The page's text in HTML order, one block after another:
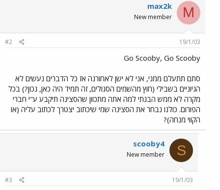
M
max2k
New member
19/1/03
#2
Go Scooby, Go Scooby
סתם תתעלם ממני, אני לא ישן לאחורנה אז כל הדברים נעשים לא
הגיוניים בשבילי (חוץ מהשמים הסגולים, זה תמיד היה כאן, נכון?) בכל
מקרה לא ממש הבנתי למה אתה מתכוון שהסצינה תיקבע ע"י חברי
הפורום. כולנו נבחר את הסצינה שמי שיכתוב יצטרך לכתוב עליה (או
הקווי מנחה)?
S
scooby4
New member
19/1/03
#3